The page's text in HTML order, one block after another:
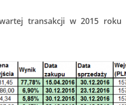
transakcji w 2015